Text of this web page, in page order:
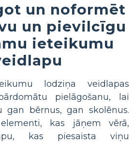
un noformēt
un pievilcīgu
ieteikumu
lodziņa veidlapas
pielāgošanu, lai
gan bērnus, gan skolēnus.
kas jāņem vērā,
kas piesaista viņu